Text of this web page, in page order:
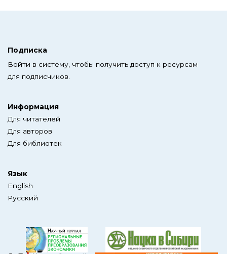
Подписка
Войти в систему, чтобы получить доступ к ресурсам
для подписчиков.
Информация
Для читателей
Для авторов
Для библиотек
Язык
English
Русский